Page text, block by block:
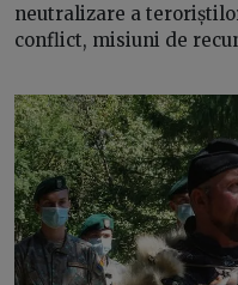
neutralizare a
conflict, misiuni de